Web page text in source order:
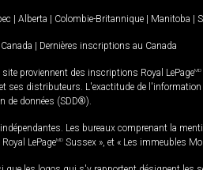
Alberta Colombie-Britannique Manitoba
Dernières inscriptions au Canada
proviennent des inscriptions Royal LePageMD
ses distributeurs. L'exactitude de
de données (SDD®).
Les bureaux comprenant la
LePageMD Sussex », et « Les immeubles